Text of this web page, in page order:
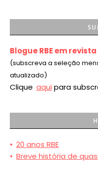
Blogue RBE em revista
(subscreva a seleção
atualizado)
Clique aqui para
• 20 anos RBE
• Breve história de